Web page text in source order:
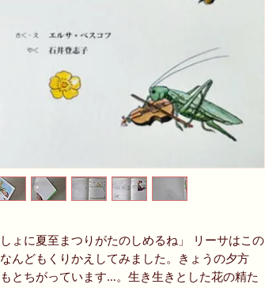
ょに夏至まつりがたのしめるね」 リーサはこの
んどもくりかえしてみました。きょうの夕方
とちがっています…。生き生きとした花の精た